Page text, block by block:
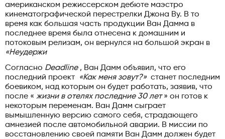
американском режиссерском дебюте маэстро
кинематографической перестрелки Джона Ву. В то
время как большая часть продукции Ван Дамма в
последнее время была отнесена к домашним и
потоковым релизам, он вернулся на большой экран в
«Неудержи
Согласно Deadline, Ван Дамм объявил, что его
последний проект
«Как меня зовут?» станет последним
боевиком, над которым он будет работать, заявив, что
после « жизни в отелях последние 30 лет» он готов к
некоторым переменам. Ван Дамм сыграет
вымышленную версию самого себя, страдающего
амнезией после автомобильной аварии. В миссии по
восстановлению своей памяти Ван Дамм должен будет